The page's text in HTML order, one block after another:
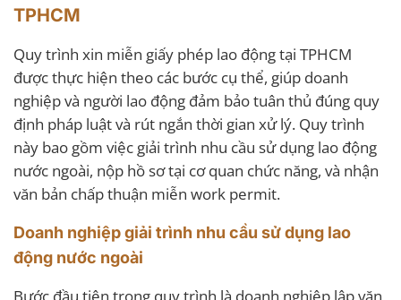
TPHCM
Quy trình xin miễn giấy phép lao động tại TPHCM
được thực hiện theo các bước cụ thể, giúp doanh
nghiệp và người lao động đảm bảo tuân thủ đúng quy
định pháp luật và rút ngắn thời gian xử lý. Quy trình
này bao gồm việc giải trình nhu cầu sử dụng lao động
nước ngoài, nộp hồ sơ tại cơ quan chức năng, và nhận
văn bản chấp thuận miễn work permit.
Doanh nghiệp giải trình nhu cầu sử dụng lao
động nước ngoài
Bước đầu tiên trong quy trình là doanh nghiệp lập văn